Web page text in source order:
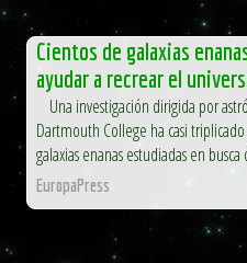
Cientos de galaxias
ayudar a recrear el
Una investigación dirigida por
Dartmouth College ha casi
galaxias enanas estudiadas en
EuropaPress